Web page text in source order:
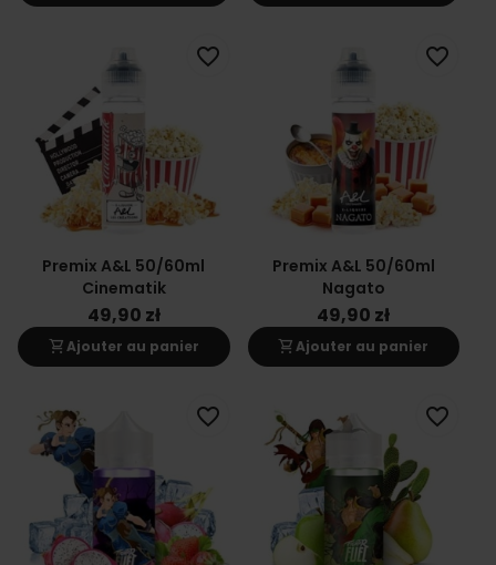
Premix A&L 50/60ml
Cinematik
49,90 zł
shopping_cartAjouter au panier
favorite_border
Premix A&L 50/60ml
Nagato
49,90 zł
shopping_cartAjouter au panier
favorite_border
favorite_border favorite_border